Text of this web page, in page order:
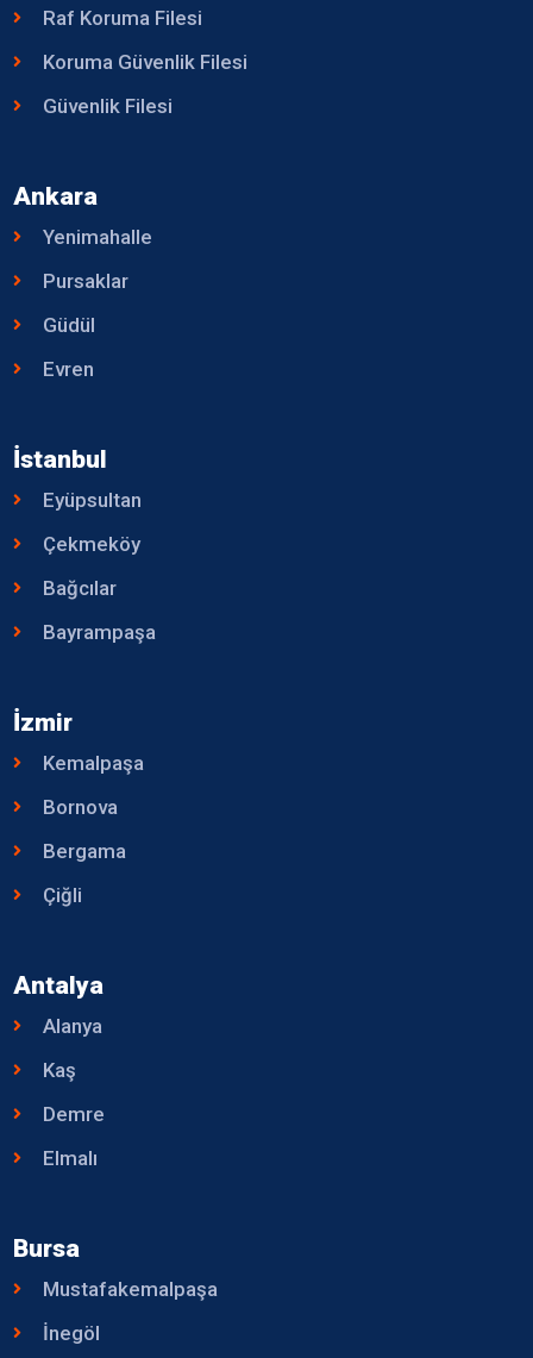
Raf Koruma Filesi
Koruma Güvenlik Filesi
Güvenlik Filesi
Ankara
Yenimahalle
Pursaklar
Güdül
Evren
İstanbul
Eyüpsultan
Çekmeköy
Bağcılar
Bayrampaşa
İzmir
Kemalpaşa
Bornova
Bergama
Çiğli
Antalya
Alanya
Kaş
Demre
Elmalı
Bursa
Mustafakemalpaşa
İnegöl